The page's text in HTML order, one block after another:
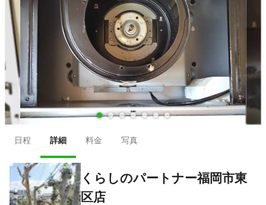
● ● ● ● ● ● ●
日程 詳細 料金 写真
くらしのパートナー福岡市東
区店